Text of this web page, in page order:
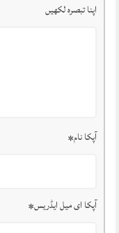
اپنا تبصرہ لکھیں
آپکا نام*
آپکا ای میل ایڈریس*